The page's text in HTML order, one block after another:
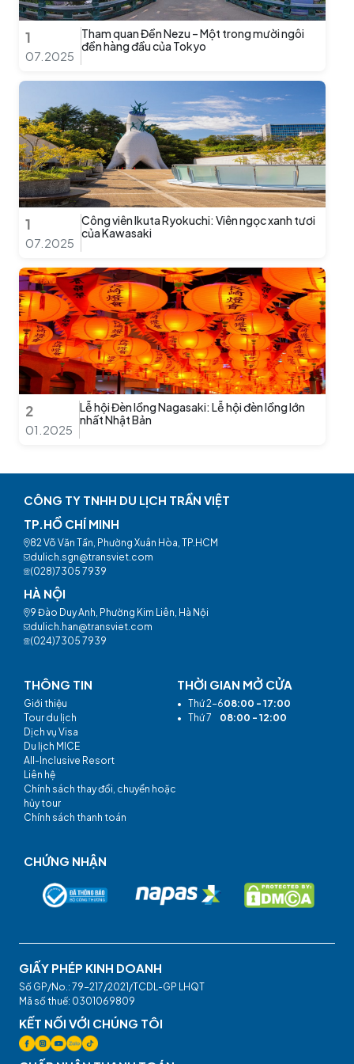
1
07.2025
Tham quan Đền Nezu – Một trong mười ngôi
đền hàng đầu của Tokyo
1
07.2025
Công viên Ikuta Ryokuchi: Viên ngọc xanh tươi
của Kawasaki
2
01.2025
Lễ hội Đèn lồng Nagasaki: Lễ hội đèn lồng lớn
nhất Nhật Bản
CÔNG TY TNHH DU LỊCH TRẦN VIỆT
TP.HỒ CHÍ MINH
82 Võ Văn Tần, Phường Xuân Hòa, TP.HCM
dulich.sgn@transviet.com
(028)7305 7939
HÀ NỘI
9 Đào Duy Anh, Phường Kim Liên, Hà Nội
dulich.han@transviet.com
(024)7305 7939
THÔNG TIN
Giới thiệu
Tour du lịch
Dịch vụ Visa
Du lịch MICE
All-Inclusive Resort
Liên hệ
Chính sách thay đổi, chuyển hoặc
hủy tour
Chính sách thanh toán
THỜI GIAN MỞ CỬA
• Thứ 2-608:00 - 17:00
• Thứ 7 08:00 - 12:00
CHỨNG NHẬN
GIẤY PHÉP KINH DOANH
Số GP/No.: 79-217/2021/TCDL-GP LHQT
Mã số thuế: 0301069809
KẾT NỐI VỚI CHÚNG TÔI